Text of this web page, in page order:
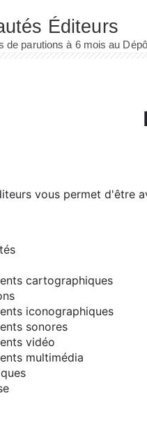
vous permet d'être
cartographiques
iconographiques
sonores
vidéo
multimédia